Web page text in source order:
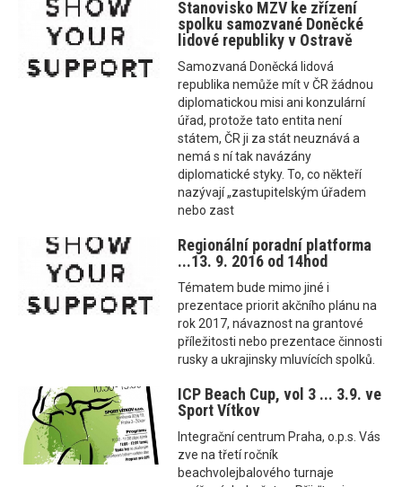
Stanovisko MZV ke zřízení
spolku samozvané Doněcké
lidové republiky v Ostravě
Samozvaná Doněcká lidová
republika nemůže mít v ČR žádnou
diplomatickou misi ani konzulární
úřad, protože tato entita není
státem, ČR ji za stát neuznává a
nemá s ní tak navázány
diplomatické styky. To, co někteří
nazývají „zastupitelským úřadem
nebo zast
Regionální poradní platforma
...13. 9. 2016 od 14hod
Tématem bude mimo jiné i
prezentace priorit akčního plánu na
rok 2017, návaznost na grantové
příležitosti nebo prezentace činnosti
rusky a ukrajinsky mluvících spolků.
ICP Beach Cup, vol 3 ... 3.9. ve
Sport Vítkov
Integrační centrum Praha, o.p.s. Vás
zve na třetí ročník
beachvolejbalového turnaje